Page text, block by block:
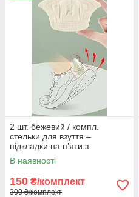
2 шт. бежевий / компл.
стельки для взуття –
підкладки на п’яти з
амортизацією, регульований
розмір
В наявності
150 ₴/комплект
300 ₴/комплект